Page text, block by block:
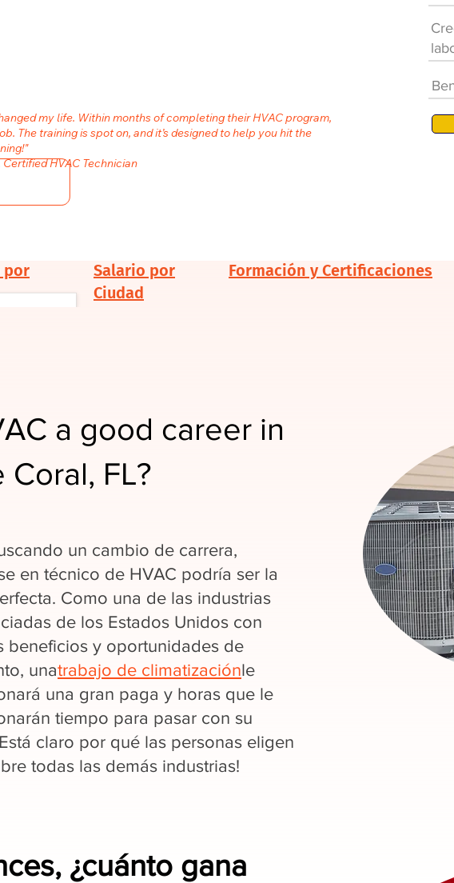
my life. Within months of completing their HVAC program,
The training is spot on, and it’s designed to help you hit the
HVAC Technician
a good career in
Coral, FL?
un cambio de carrera,
en técnico de HVAC podría ser la
Como una de las industrias
de los Estados Unidos con
beneficios y oportunidades de
unatrabajo de climatizaciónle
una gran paga y horas que le
tiempo para pasar con su
claro por qué las personas eligen
todas las demás industrias!
¿cuánto gana
por
Salario por
Ciudad
Formación y Certificaciones